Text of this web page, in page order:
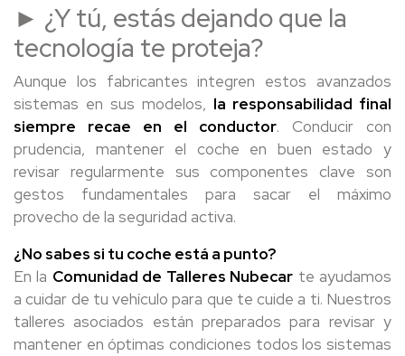
► ¿Y tú, estás dejando que la
tecnología te proteja?
Aunque los fabricantes integren estos avanzados
sistemas en sus modelos, la responsabilidad final
siempre recae en el conductor. Conducir con
prudencia, mantener el coche en buen estado y
revisar regularmente sus componentes clave son
gestos fundamentales para sacar el máximo
provecho de la seguridad activa.
¿No sabes si tu coche está a punto?
En la Comunidad de Talleres Nubecar te ayudamos
a cuidar de tu vehículo para que te cuide a ti. Nuestros
talleres asociados están preparados para revisar y
mantener en óptimas condiciones todos los sistemas